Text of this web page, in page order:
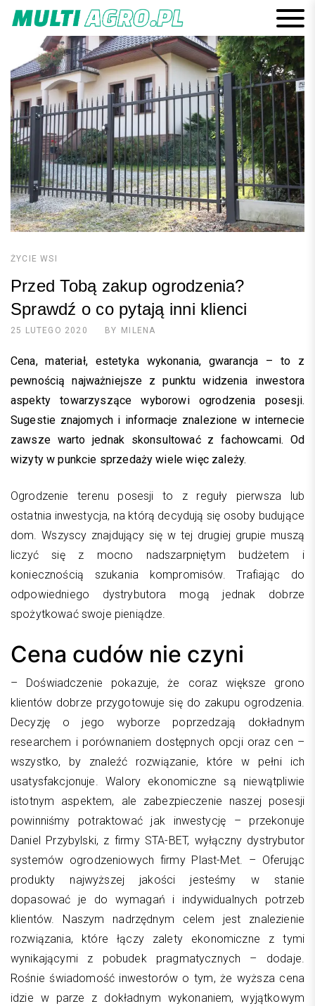
Skip
ŻYCIE WSI
Przed Tobą zakup ogrodzenia?
Sprawdź o co pytają inni klienci
25 LUTEGO 2020 BY MILENA
Cena, materiał, estetyka wykonania, gwarancja – to z
pewnością najważniejsze z punktu widzenia inwestora
aspekty towarzyszące wyborowi ogrodzenia posesji.
Sugestie znajomych i informacje znalezione w internecie
zawsze warto jednak skonsultować z fachowcami. Od
wizyty w punkcie sprzedaży wiele więc zależy.
Ogrodzenie terenu posesji to z reguły pierwsza lub
ostatnia inwestycja, na którą decydują się osoby budujące
dom. Wszyscy znajdujący się w tej drugiej grupie muszą
liczyć się z mocno nadszarpniętym budżetem i
koniecznością szukania kompromisów. Trafiając do
odpowiedniego dystrybutora mogą jednak dobrze
spożytkować swoje pieniądze.
Cena cudów nie czyni
– Doświadczenie pokazuje, że coraz większe grono
klientów dobrze przygotowuje się do zakupu ogrodzenia.
Decyzję o jego wyborze poprzedzają dokładnym
researchem i porównaniem dostępnych opcji oraz cen –
wszystko, by znaleźć rozwiązanie, które w pełni ich
usatysfakcjonuje. Walory ekonomiczne są niewątpliwie
istotnym aspektem, ale zabezpieczenie naszej posesji
powinniśmy potraktować jak inwestycję – przekonuje
Daniel Przybylski, z firmy STA-BET, wyłączny dystrybutor
systemów ogrodzeniowych firmy Plast-Met. – Oferując
produkty najwyższej jakości jesteśmy w stanie
dopasować je do wymagań i indywidualnych potrzeb
klientów. Naszym nadrzędnym celem jest znalezienie
rozwiązania, które łączy zalety ekonomiczne z tymi
wynikającymi z pobudek pragmatycznych – dodaje.
Rośnie świadomość inwestorów o tym, że wyższa cena
idzie w parze z dokładnym wykonaniem, wyjątkowym